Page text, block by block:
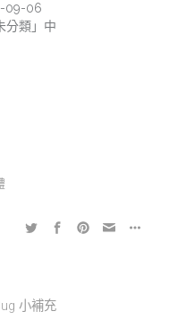
09-06
分類」中
小補充